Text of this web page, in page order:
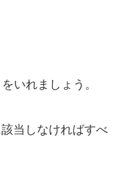
いれましょう。
当しなければすべ